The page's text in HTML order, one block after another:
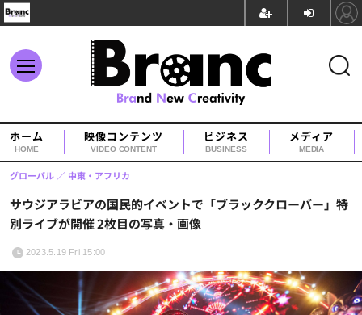
ホーム
HOME
映像コンテンツ
VIDEO CONTENT
ビジネス
BUSINESS
メディア
MEDIA
サウジアラビアの国民的イベントで「ブラッククローバー」特
別ライブが開催 2枚目の写真・画像
グローバル 中東・アフリカ
2023.5.19 Fri 15:00